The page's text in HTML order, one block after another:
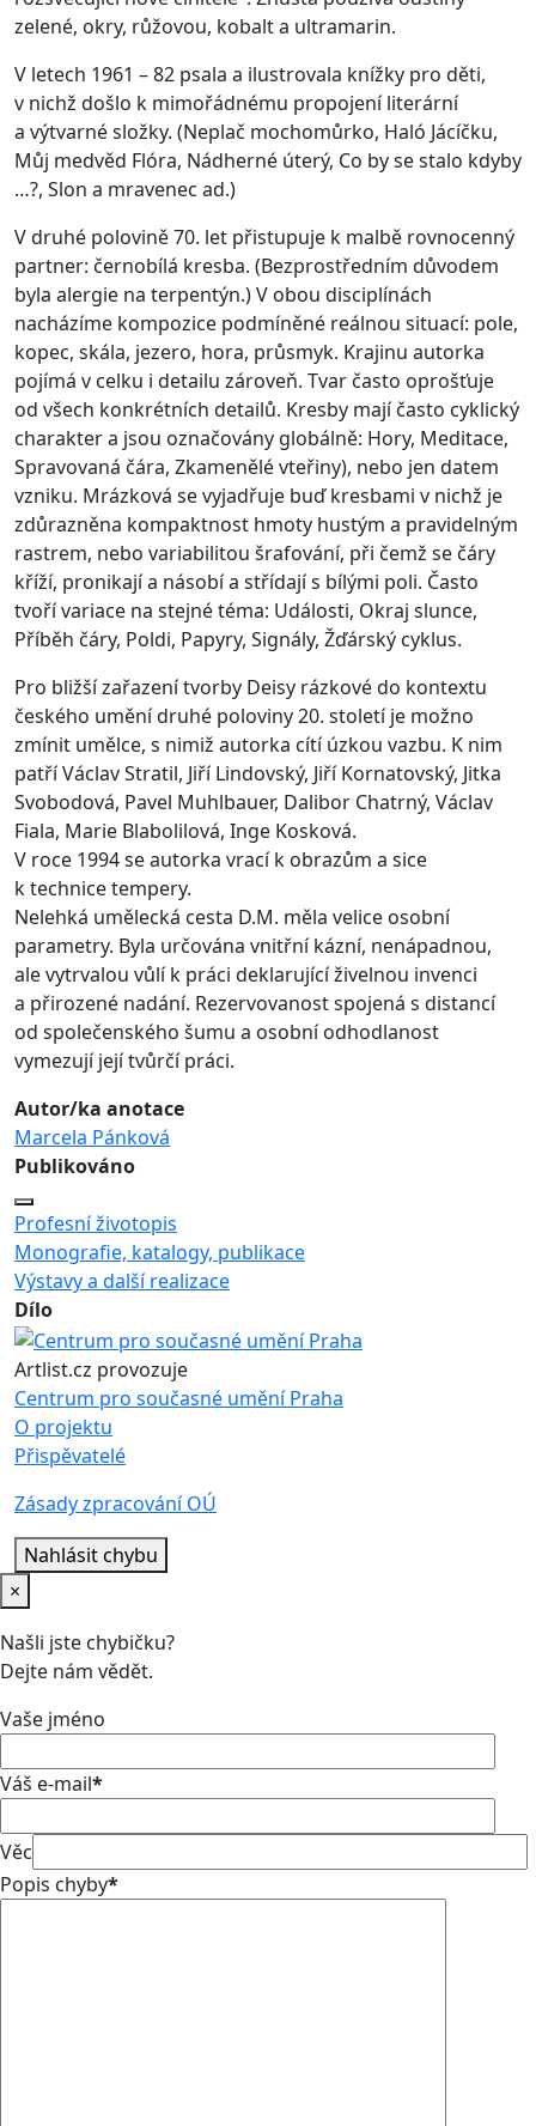
zelené, okry, růžovou, kobalt a ultramarin.
V letech 1961 – 82 psala a ilustrovala knížky pro děti,
v nichž došlo k mimořádnému propojení literární
a výtvarné složky. (Neplač mochomůrko, Haló Jácíčku,
Můj medvěd Flóra, Nádherné úterý, Co by se stalo kdyby
…?, Slon a mravenec ad.)
V druhé polovině 70. let přistupuje k malbě rovnocenný
partner: černobílá kresba. (Bezprostředním důvodem
byla alergie na terpentýn.) V obou disciplínách
nacházíme kompozice podmíněné reálnou situací: pole,
kopec, skála, jezero, hora, průsmyk. Krajinu autorka
pojímá v celku i detailu zároveň. Tvar často oprošťuje
od všech konkrétních detailů. Kresby mají často cyklický
charakter a jsou označovány globálně: Hory, Meditace,
Spravovaná čára, Zkamenělé vteřiny), nebo jen datem
vzniku. Mrázková se vyjadřuje buď kresbami v nichž je
zdůrazněna kompaktnost hmoty hustým a pravidelným
rastrem, nebo variabilitou šrafování, při čemž se čáry
kříží, pronikají a násobí a střídají s bílými poli. Často
tvoří variace na stejné téma: Události, Okraj slunce,
Příběh čáry, Poldi, Papyry, Signály, Žďárský cyklus.
Pro bližší zařazení tvorby Deisy rázkové do kontextu
českého umění druhé poloviny 20. století je možno
zmínit umělce, s nimiž autorka cítí úzkou vazbu. K nim
patří Václav Stratil, Jiří Lindovský, Jiří Kornatovský, Jitka
Svobodová, Pavel Muhlbauer, Dalibor Chatrný, Václav
Fiala, Marie Blabolilová, Inge Kosková.
V roce 1994 se autorka vrací k obrazům a sice
k technice tempery.
Nelehká umělecká cesta D.M. měla velice osobní
parametry. Byla určována vnitřní kázní, nenápadnou,
ale vytrvalou vůlí k práci deklarující živelnou invenci
a přirozené nadání. Rezervovanost spojená s distancí
od společenského šumu a osobní odhodlanost
vymezují její tvůrčí práci.
Autor/ka anotace
Marcela Pánková
Publikováno
Profesní životopis
Monografie, katalogy, publikace
Výstavy a další realizace
Dílo
Artlist.cz provozuje
Centrum pro současné umění Praha
O projektu
Přispěvatelé
Zásady zpracování OÚ
Nahlásit chybu
×
Našli jste chybičku?
Dejte nám vědět.
Vaše jméno
Váš e-mail*
Věc
Popis chyby*